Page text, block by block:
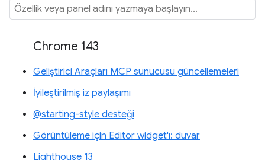
Chrome 143
Geliştirici Araçları MCP sunucusu güncellemeleri
İyileştirilmiş iz paylaşımı
@starting-style desteği
Görüntüleme için Editor widget'ı: duvar
Lighthouse 13